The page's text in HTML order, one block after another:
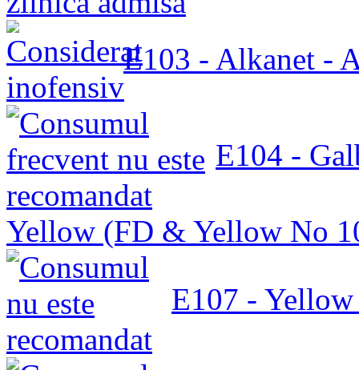
E103 - Alkanet -
E104 -
Yellow (FD & Yellow No
E107 -